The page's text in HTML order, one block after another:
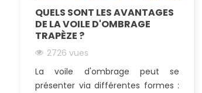
QUELS SONT LES AVANTAGES
DE LA VOILE D'OMBRAGE
TRAPÈZE ?
2726 vues
La voile d'ombrage peut se
présenter via différentes formes :